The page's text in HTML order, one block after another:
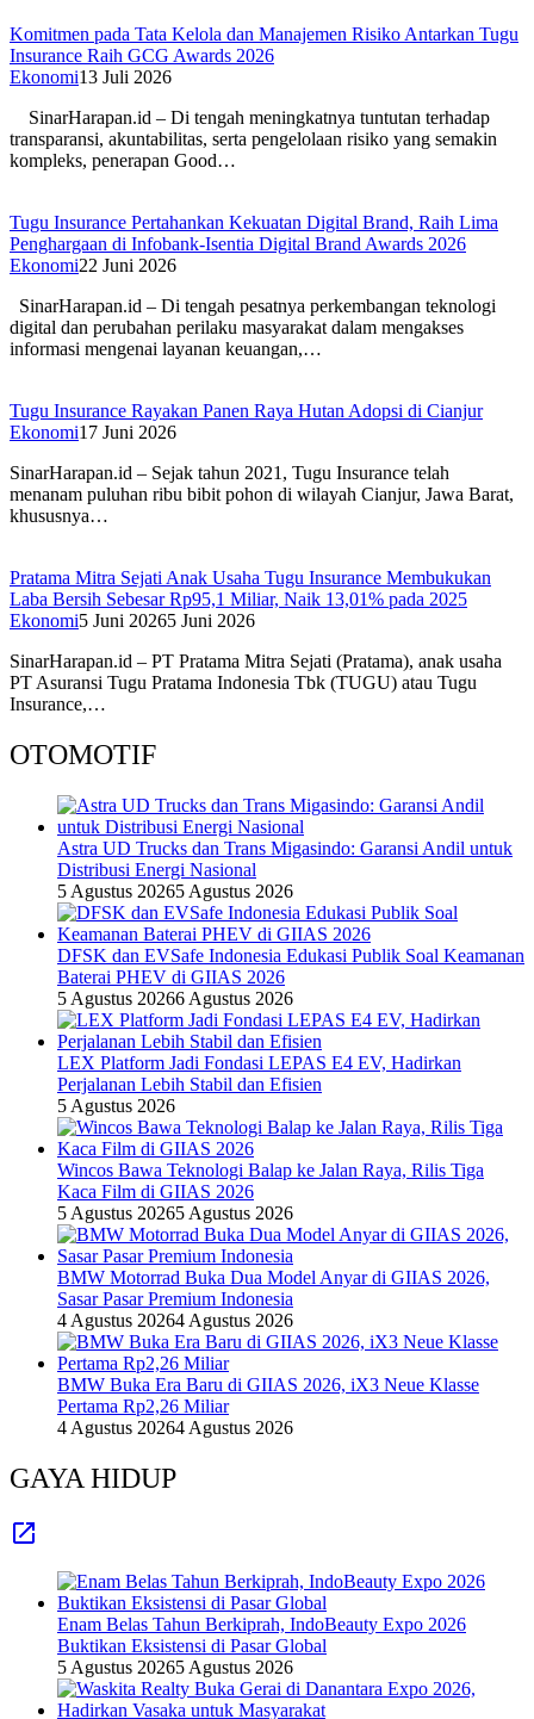
Komitmen pada Tata Kelola dan Manajemen Risiko Antarkan Tugu
Insurance Raih GCG Awards 2026
Ekonomi13 Juli 2026
SinarHarapan.id – Di tengah meningkatnya tuntutan terhadap
transparansi, akuntabilitas, serta pengelolaan risiko yang semakin
kompleks, penerapan Good…
Tugu Insurance Pertahankan Kekuatan Digital Brand, Raih Lima
Penghargaan di Infobank-Isentia Digital Brand Awards 2026
Ekonomi22 Juni 2026
SinarHarapan.id – Di tengah pesatnya perkembangan teknologi
digital dan perubahan perilaku masyarakat dalam mengakses
informasi mengenai layanan keuangan,…
Tugu Insurance Rayakan Panen Raya Hutan Adopsi di Cianjur
Ekonomi17 Juni 2026
SinarHarapan.id – Sejak tahun 2021, Tugu Insurance telah
menanam puluhan ribu bibit pohon di wilayah Cianjur, Jawa Barat,
khususnya…
Pratama Mitra Sejati Anak Usaha Tugu Insurance Membukukan
Laba Bersih Sebesar Rp95,1 Miliar, Naik 13,01% pada 2025
Ekonomi5 Juni 20265 Juni 2026
SinarHarapan.id – PT Pratama Mitra Sejati (Pratama), anak usaha
PT Asuransi Tugu Pratama Indonesia Tbk (TUGU) atau Tugu
Insurance,…
OTOMOTIF
Astra UD Trucks dan Trans Migasindo: Garansi Andil untuk
Distribusi Energi Nasional
5 Agustus 20265 Agustus 2026
DFSK dan EVSafe Indonesia Edukasi Publik Soal Keamanan
Baterai PHEV di GIIAS 2026
5 Agustus 20266 Agustus 2026
LEX Platform Jadi Fondasi LEPAS E4 EV, Hadirkan
Perjalanan Lebih Stabil dan Efisien
5 Agustus 2026
Wincos Bawa Teknologi Balap ke Jalan Raya, Rilis Tiga
Kaca Film di GIIAS 2026
5 Agustus 20265 Agustus 2026
BMW Motorrad Buka Dua Model Anyar di GIIAS 2026,
Sasar Pasar Premium Indonesia
4 Agustus 20264 Agustus 2026
BMW Buka Era Baru di GIIAS 2026, iX3 Neue Klasse
Pertama Rp2,26 Miliar
4 Agustus 20264 Agustus 2026
GAYA HIDUP
Enam Belas Tahun Berkiprah, IndoBeauty Expo 2026
Buktikan Eksistensi di Pasar Global
5 Agustus 20265 Agustus 2026